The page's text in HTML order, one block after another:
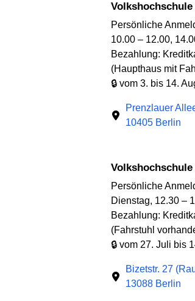
Persönliche
10.00 – 12.00,
Bezahlung:
(Haupthaus mit
🔒 vom 3. bis 14.
Prenzlauer
10405 Berlin
Persönliche
Dienstag, 12.30 –
Bezahlung:
(Fahrstuhl
🔒 vom 27. Juli bis
Bizetstr. 27
13088 Berlin